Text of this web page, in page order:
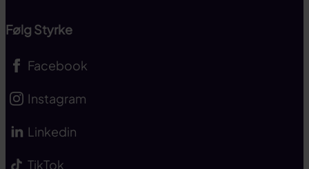
Følg Styrke
Facebook
Instagram
Linkedin
TikTok